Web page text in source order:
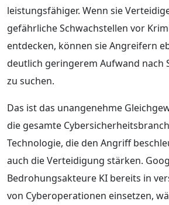
leistungsfähiger. Wenn sie
gefährliche Schwachstellen vor
entdecken, können sie Angreifern
deutlich geringerem Aufwand nach
zu suchen.
Das ist das unangenehme
die gesamte
Technologie, die den Angriff
auch die Verteidigung stärken.
Bedrohungsakteure KI bereits in
von Cyberoperationen einsetzen,